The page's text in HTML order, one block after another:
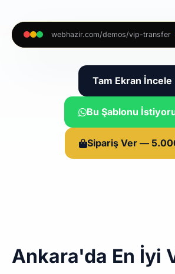
webhazir.com/demos/vip-transfer
Tam Ekran İncele
Bu Şablonu
Sipariş Ver —
Ankara'da En İyi